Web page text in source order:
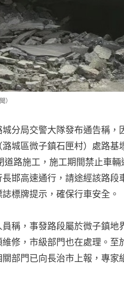
）
分局交警大隊發布通告稱，
城區微子鎮石匣村）處路基
道路施工，施工期間禁止車
邯高速通行，請途經該路段
標牌提示，確保行車安全。
稱，事發路段屬於微子鎮地
修，市級部門也在處理。至
部門已向長治市上報，專家